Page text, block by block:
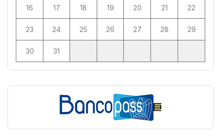
16 17 18 19 20 21 22
23 24 25 26 27 28 29
30 31